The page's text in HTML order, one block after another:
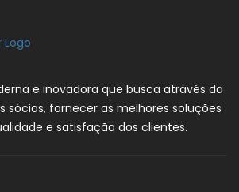
e inovadora que busca através da
sócios, fornecer as melhores soluções
e satisfação dos clientes.